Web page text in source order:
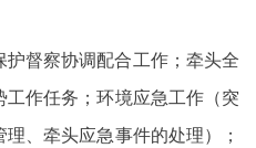
督察协调配合工作；牵头全
作任务；环境应急工作（突
、牵头应急事件的处理）；